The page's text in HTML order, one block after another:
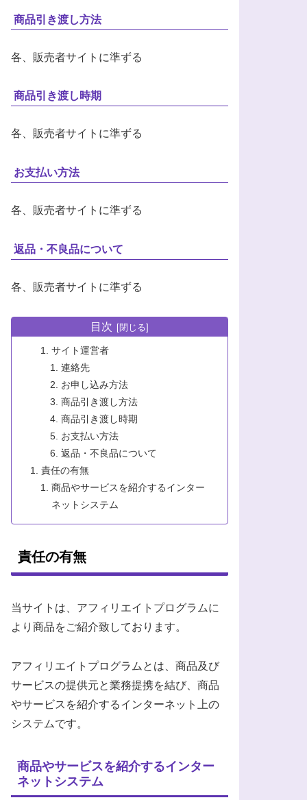
商品引き渡し方法
各、販売者サイトに準ずる
商品引き渡し時期
各、販売者サイトに準ずる
お支払い方法
各、販売者サイトに準ずる
返品・不良品について
各、販売者サイトに準ずる
目次
サイト運営者
連絡先
お申し込み方法
商品引き渡し方法
商品引き渡し時期
お支払い方法
返品・不良品について
責任の有無
商品やサービスを紹介するインター
ネットシステム
責任の有無
当サイトは、アフィリエイトプログラムに
より商品をご紹介致しております。
アフィリエイトプログラムとは、商品及び
サービスの提供元と業務提携を結び、商品
やサービスを紹介するインターネット上の
システムです。
商品やサービスを紹介するインター
ネットシステム